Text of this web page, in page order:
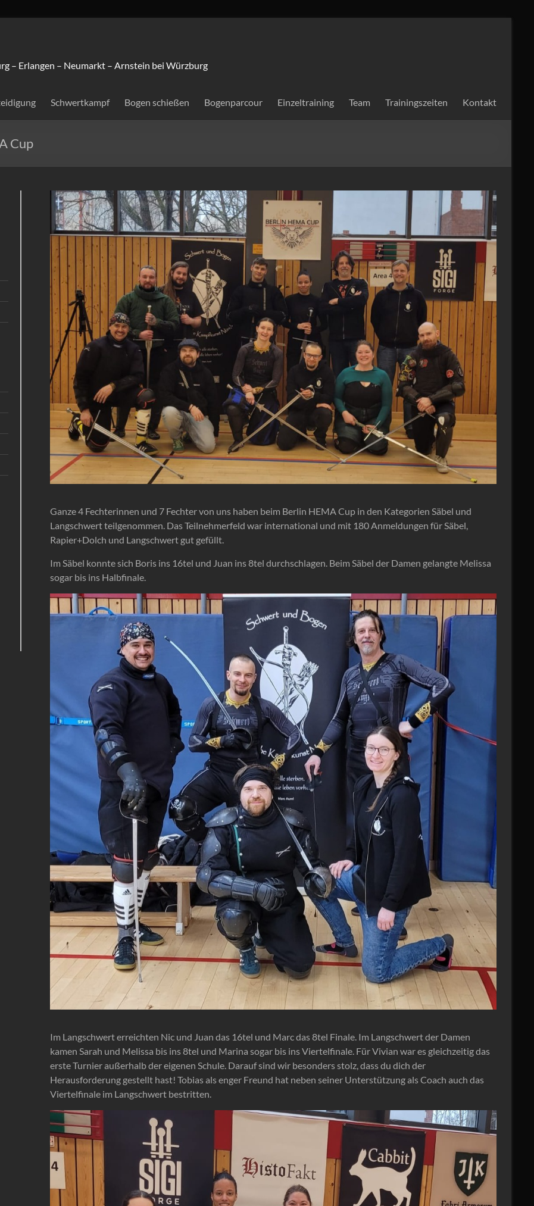
– Erlangen – Neumarkt – Arnstein bei Würzburg
Schwertkampf Bogen schießen Bogenparcour Einzeltraining Team Trainingszeiten Kontakt
Cup
Ganze 4 Fechterinnen und 7 Fechter von uns haben beim Berlin HEMA Cup in den Kategorien Säbel und
Langschwert teilgenommen. Das Teilnehmerfeld war international und mit 180 Anmeldungen für Säbel,
Rapier+Dolch und Langschwert gut gefüllt.
Im Säbel konnte sich Boris ins 16tel und Juan ins 8tel durchschlagen. Beim Säbel der Damen gelangte Melissa
sogar bis ins Halbfinale.
Im Langschwert erreichten Nic und Juan das 16tel und Marc das 8tel Finale. Im Langschwert der Damen
kamen Sarah und Melissa bis ins 8tel und Marina sogar bis ins Viertelfinale. Für Vivian war es gleichzeitig das
erste Turnier außerhalb der eigenen Schule. Darauf sind wir besonders stolz, dass du dich der
Herausforderung gestellt hast! Tobias als enger Freund hat neben seiner Unterstützung als Coach auch das
Viertelfinale im Langschwert bestritten.